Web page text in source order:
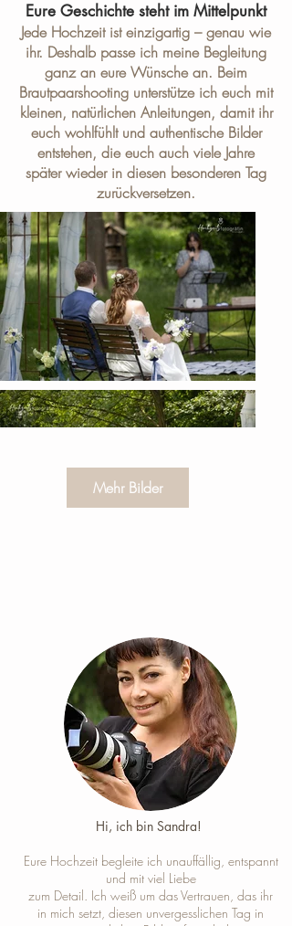
Eure Geschichte steht im Mittelpunkt
Jede Hochzeit ist einzigartig – genau wie
ihr. Deshalb passe ich meine Begleitung
ganz an eure Wünsche an. Beim
Brautpaarshooting unterstütze ich euch mit
kleinen, natürlichen Anleitungen, damit ihr
euch wohlfühlt und authentische Bilder
entstehen, die euch auch viele Jahre
später wieder in diesen besonderen Tag
zurückversetzen.
Mehr Bilder
Hi, ich bin Sandra! ​
Eure Hochzeit begleite ich unauffällig, entspannt
und mit viel Liebe
zum Detail. Ich weiß um das Vertrauen, das ihr
in mich setzt, diesen unvergesslichen Tag in